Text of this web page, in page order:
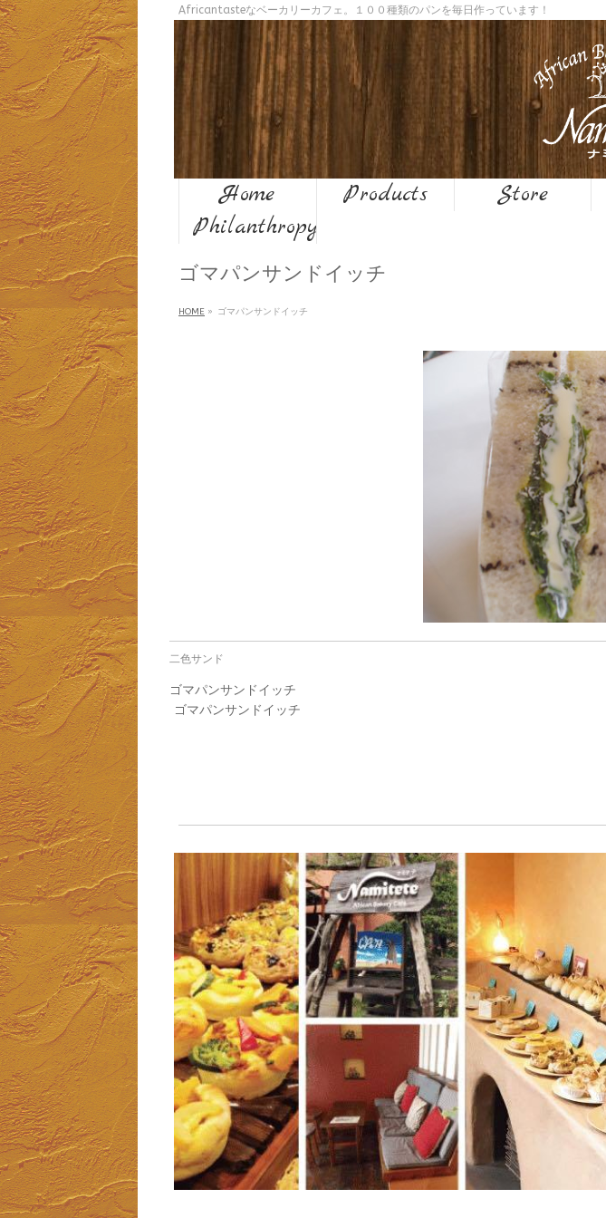
Africantasteなベーカリーカフェ。１００種類のパンを毎日作っています！
Home Products Store
Philanthropy
ゴマパンサンドイッチ
HOME » ゴマパンサンドイッチ
二色サンド
ゴマパンサンドイッチ
ゴマパンサンドイッチ